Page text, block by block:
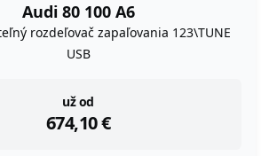
Audi 80 100 A6
rozdeľovač zapaľovania 123\TUNE
USB
už od
674,10€
instock